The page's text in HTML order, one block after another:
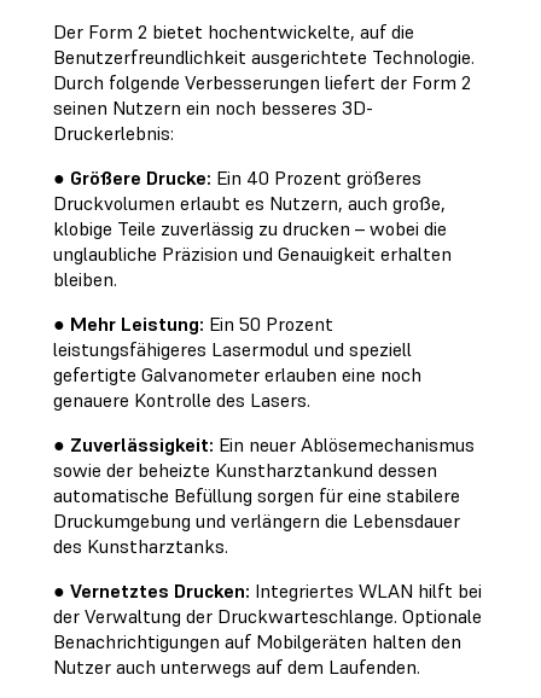
Der Form 2 bietet hochentwickelte, auf die
Benutzerfreundlichkeit ausgerichtete Technologie.
Durch folgende Verbesserungen liefert der Form 2
seinen Nutzern ein noch besseres 3D-
Druckerlebnis:
● Größere Drucke: Ein 40 Prozent größeres
Druckvolumen erlaubt es Nutzern, auch große,
klobige Teile zuverlässig zu drucken – wobei die
unglaubliche Präzision und Genauigkeit erhalten
bleiben.
● Mehr Leistung: Ein 50 Prozent
leistungsfähigeres Lasermodul und speziell
gefertigte Galvanometer erlauben eine noch
genauere Kontrolle des Lasers.
● Zuverlässigkeit: Ein neuer Ablösemechanismus
sowie der beheizte Kunstharztankund dessen
automatische Befüllung sorgen für eine stabilere
Druckumgebung und verlängern die Lebensdauer
des Kunstharztanks.
● Vernetztes Drucken: Integriertes WLAN hilft bei
der Verwaltung der Druckwarteschlange. Optionale
Benachrichtigungen auf Mobilgeräten halten den
Nutzer auch unterwegs auf dem Laufenden.